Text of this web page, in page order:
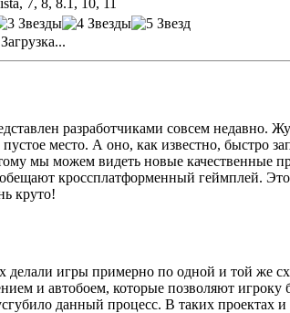
7, 8, 8.1, 10, 11
Загрузка...
разработчиками совсем недавно.
место. А оно, как известно, быстро
мы можем видеть новые качественные
кроссплатформенный геймплей.
круто!
игры примерно по одной и той же
и автобоем, которые позволяют
данный процесс. В таких проектах